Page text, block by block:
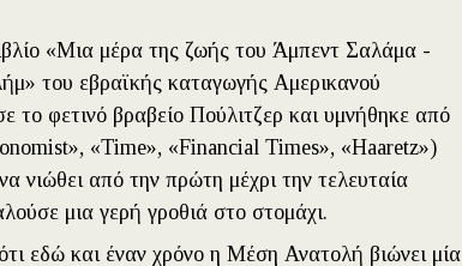
«Μια μέρα της ζωής του Άμπεντ Σαλάμα -
του εβραϊκής καταγωγής Αμερικανού
το φετινό βραβείο Πούλιτζερ και υμνήθηκε από
«Time», «Financial Times», «Haaretz»)
νιώθει από την πρώτη μέχρι την τελευταία
μια γερή γροθιά στο στομάχι.
εδώ και έναν χρόνο η Μέση Ανατολή βιώνει μία